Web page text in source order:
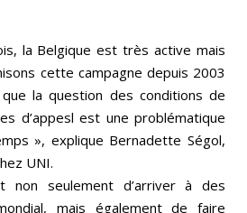
la Belgique est très active mais
cette campagne depuis 2003
la question des conditions de
d’appesl est une problématique
», explique Bernadette Ségol,
UNI.
seulement d’arriver à des
mais également de faire